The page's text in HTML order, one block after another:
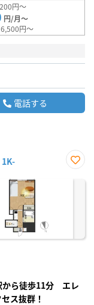
円～
円/月～
円～
電話する
に入
から徒歩11分 エレ
ス抜群！